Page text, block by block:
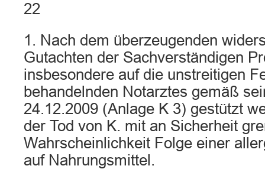
22
1. Nach dem überzeugenden
Gutachten der Sachverständigen
insbesondere auf die unstreitigen
behandelnden Notarztes gemäß
24.12.2009 (Anlage K 3) gestützt
der Tod von K. mit an Sicherheit
Wahrscheinlichkeit Folge einer
auf Nahrungsmittel.